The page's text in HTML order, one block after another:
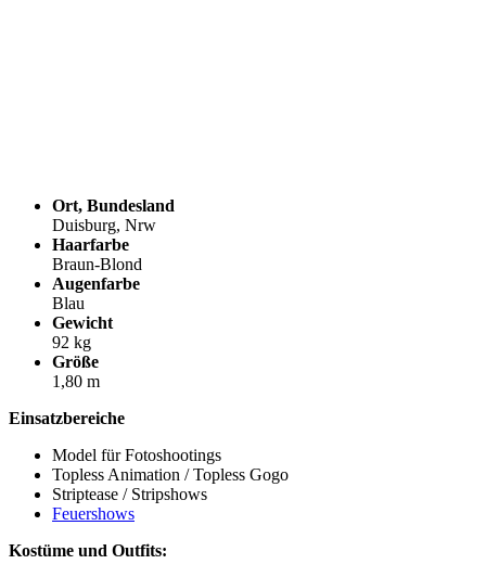
Ort, Bundesland
Duisburg, Nrw
Haarfarbe
Braun-Blond
Augenfarbe
Blau
Gewicht
92 kg
Größe
1,80 m
Einsatzbereiche
Model für Fotoshootings
Topless Animation / Topless Gogo
Striptease / Stripshows
Feuershows
Kostüme und Outfits: